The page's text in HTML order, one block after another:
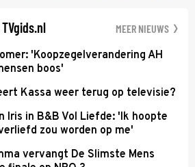
MEER NIEUWS
'Koopzegelverandering AH
boos'
Kassa weer terug op televisie?
Iris in B&B Vol Liefde: 'Ik hoopte
zou worden op me'
vervangt De Slimste Mens